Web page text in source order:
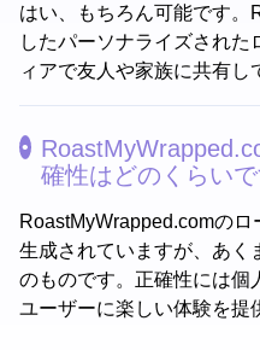
はい、もちろん可能です。
したパーソナライズされ
ィアで友人や家族に共有し
確性はどのくらい
RoastMyWrapped.comの
生成されていますが、あく
のものです。正確性には個
ユーザーに楽しい体験を提